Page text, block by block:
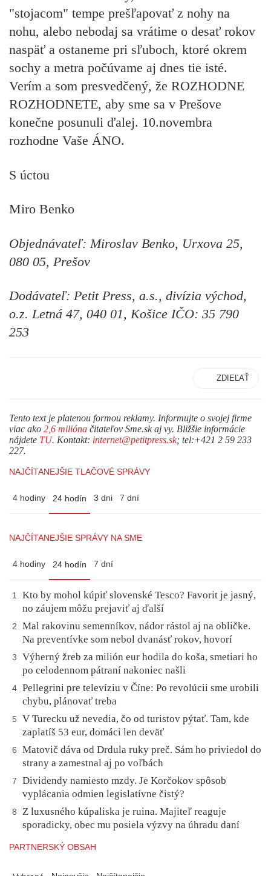
"stojacom" tempe prešľapovať z nohy na
nohu, alebo nebodaj sa vrátime o desať rokov
naspäť a ostaneme pri sľuboch, ktoré okrem
sochy a metra počúvame aj dnes tie isté.
Verím a som presvedčený, že ROZHODNE
ROZHODNETE, aby sme sa v Prešove
konečne posunuli ďalej. 10.novembra
rozhodne Vaše ÁNO.
S úctou
Miro Benko
Objednávateľ: Miroslav Benko, Urxova 25,
080 05, Prešov
Dodávateľ: Petit Press, a.s., divízia východ,
o.z. Letná 47, 040 01, Košice IČO: 35 790
253
ZDIEĽAŤ
Tento text je platenou formou reklamy. Informujte o svojej firme
viac ako 2,6 milióna čitateľov Sme.sk aj vy. Bližšie informácie
nájdete TU. Kontakt: internet@petitpress.sk; tel:+421 2 59 233
227.
NAJČÍTANEJŠIE TLAČOVÉ SPRÁVY
4 hodiny 24 hodín 3 dni 7 dní
NAJČÍTANEJŠIE SPRÁVY NA SME
4 hodiny 24 hodín 7 dní
1
Kto by mohol kúpiť slovenské Tesco? Favorit je jasný,
no záujem môžu prejaviť aj ďalší
2
Mal rakovinu semenníkov, nádor rástol aj na obličke.
Na preventívke som nebol dvanásť rokov, hovorí
3
Výherný žreb za milión eur hodila do koša, smetiari ho
po celodennom pátraní nakoniec našli
4 Pellegrini pre televíziu v Číne: Po revolúcii sme urobili
chybu, plánovať treba
5
V Turecku už nevedia, čo od turistov pýtať. Tam, kde
zaplatíš 53 eur, domáci len deväť
6
Matovič dáva od Drdula ruky preč. Sám ho priviedol do
strany a zamestnal aj po voľbách
7
Dividendy namiesto mzdy. Je Korčokov spôsob
vyplácania odmien legislatívne čistý?
8
Z luxusného kúpaliska je ruina. Majiteľ reaguje
sporadicky, obec mu posiela výzvy na úhradu daní
PARTNERSKÝ OBSAH